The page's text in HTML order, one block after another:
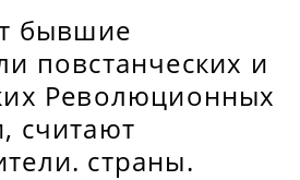
бывшие
повстанческих и
Революционных
считают
страны.